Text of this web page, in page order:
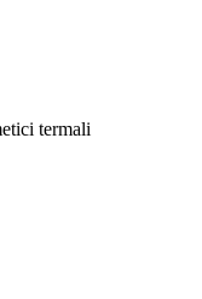
termali